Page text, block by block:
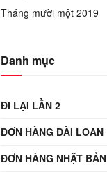
Tháng mười một 2019
Danh mục
ĐI LẠI LẦN 2
ĐƠN HÀNG ĐÀI LOAN
ĐƠN HÀNG NHẬT BẢN